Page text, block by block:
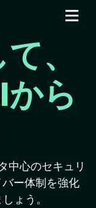
、
ら
中心のセキュリ
ー体制を強化
ょう。